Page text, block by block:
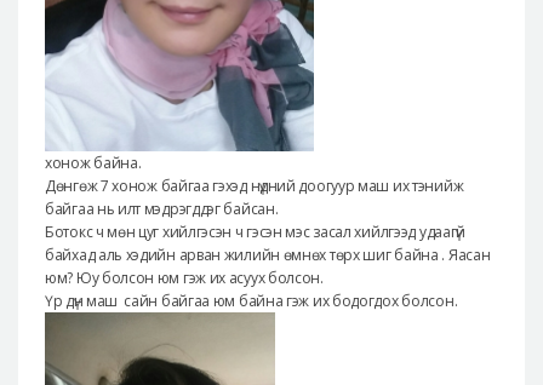
хонож байна.
Дөнгөж 7 хонож байгаа гэхэд нүдний доогуур маш их тэнийж
байгаа нь илт мэдрэгддэг байсан.
Ботокс ч мөн цуг хийлгэсэн ч гэсэн мэс засал хийлгээд удаагүй
байхад аль хэдийн арван жилийн өмнөх төрх шиг байна . Яасан
юм? Юу болсон юм гэж их асуух болсон.
Үр дүн маш сайн байгаа юм байна гэж их бодогдох болсон.